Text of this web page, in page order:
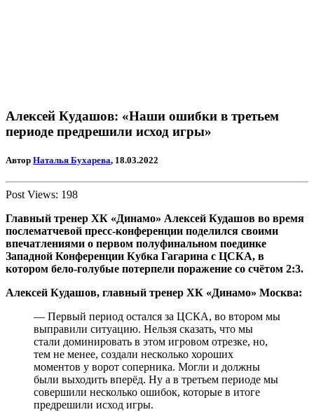
Алексей Кудашов: «Наши ошибки в третьем
периоде предрешили исход игры»
Автор Наталья Бухарева, 18.03.2022
Post Views: 198
Главный тренер ХК «Динамо» Алексей Кудашов во время
послематчевой пресс-конференции поделился своими
впечатлениями о первом полуфинальном поединке
Западной Конференции Кубка Гагарина с ЦСКА, в
котором бело-голубые потерпели поражение со счётом 2:3.
Алексей Кудашов, главный тренер ХК «Динамо» Москва:
— Первый период остался за ЦСКА, во втором мы
выправили ситуацию. Нельзя сказать, что мы
стали доминировать в этом игровом отрезке, но,
тем не менее, создали несколько хороших
моментов у ворот соперника. Могли и должны
были выходить вперёд. Ну а в третьем периоде мы
совершили несколько ошибок, которые в итоге
предрешили исход игры.